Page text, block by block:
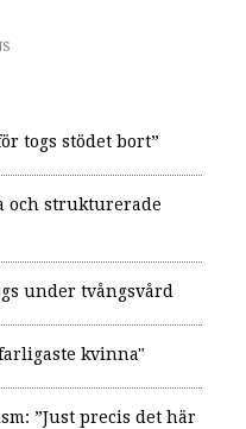
togs stödet bort”
och strukturerade
under tvångsvård
kvinna"
”Just precis det här